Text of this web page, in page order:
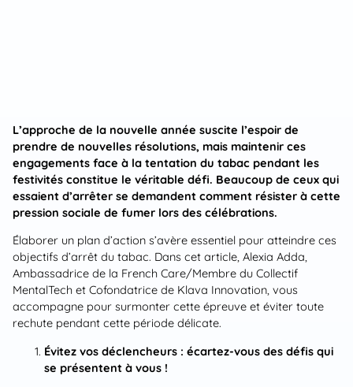
L’approche de la nouvelle année suscite l’espoir de
prendre de nouvelles résolutions, mais maintenir ces
engagements face à la tentation du tabac pendant les
festivités constitue le véritable défi. Beaucoup de ceux qui
essaient d’arrêter se demandent comment résister à cette
pression sociale de fumer lors des célébrations.
Élaborer un plan d’action s’avère essentiel pour atteindre ces
objectifs d’arrêt du tabac. Dans cet article, Alexia Adda,
Ambassadrice de la French Care/Membre du Collectif
MentalTech et Cofondatrice de Klava Innovation, vous
accompagne pour surmonter cette épreuve et éviter toute
rechute pendant cette période délicate.
Évitez vos déclencheurs : écartez-vous des défis qui
se présentent à vous !